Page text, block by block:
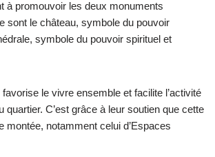
à promouvoir les deux monuments
sont le château, symbole du pouvoir
symbole du pouvoir spirituel et
favorise le vivre ensemble et facilite l’activité
quartier. C’est grâce à leur soutien que cette
montée, notamment celui d’Espaces